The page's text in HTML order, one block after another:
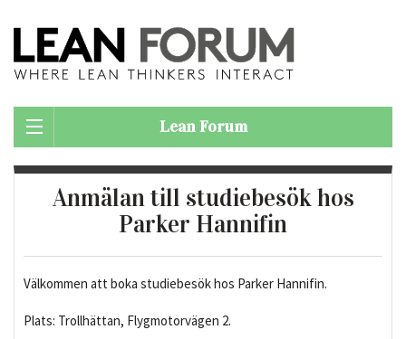
Lean Forum
Anmälan till studiebesök hos
Parker Hannifin
Välkommen att boka studiebesök hos Parker Hannifin.
Plats: Trollhättan, Flygmotorvägen 2.